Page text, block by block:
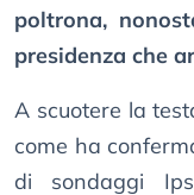
poltrona,
presidenza che
A scuotere la
come ha
di sondaggi